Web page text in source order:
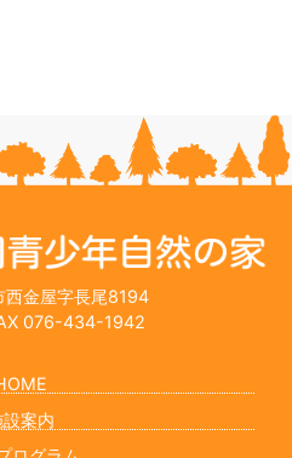
金屋字長尾8194
076-434-1942
設案内